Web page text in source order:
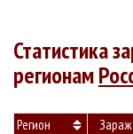
Статистика
регионам
Регион